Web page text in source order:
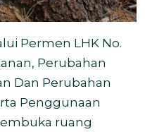
Permen LHK No.
Perubahan
Dan Perubahan
Penggunaan
ruang